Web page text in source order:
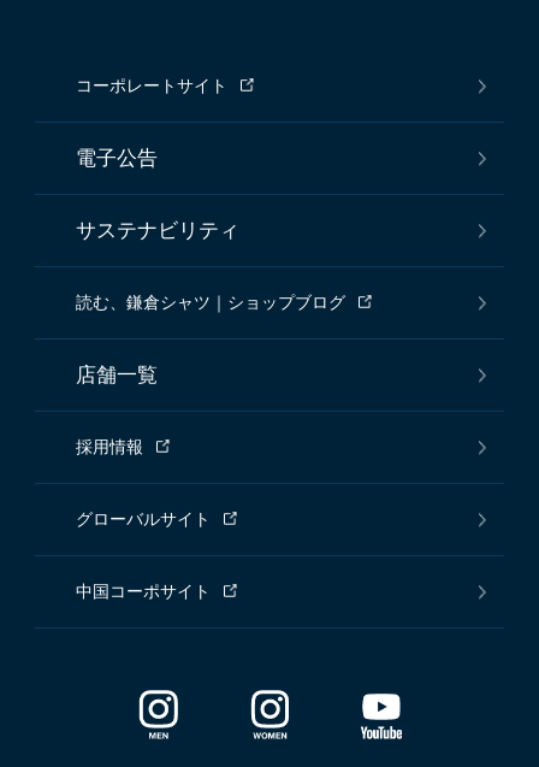
コーポレートサイト
電子公告
サステナビリティ
読む、鎌倉シャツ｜ショップブログ
店舗一覧
採用情報
グローバルサイト
中国コーポサイト